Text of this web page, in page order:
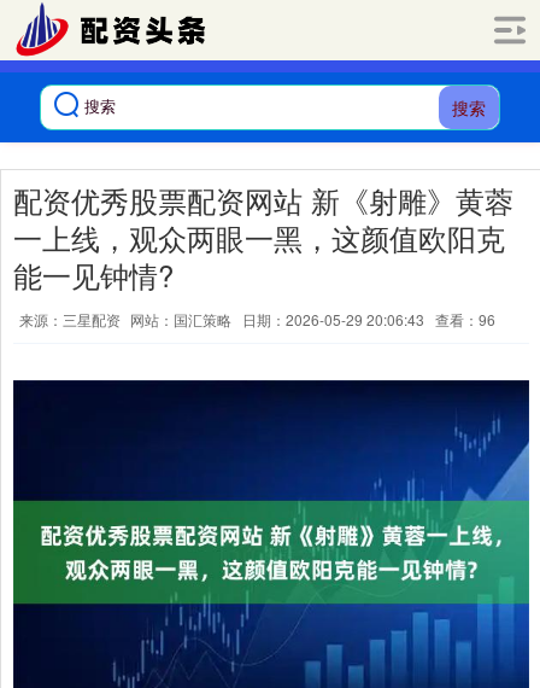
搜索
配资优秀股票配资网站 新《射雕》黄蓉
一上线，观众两眼一黑，这颜值欧阳克
能一见钟情?
来源：三星配资 网站：国汇策略 日期：2026-05-29 20:06:43 查看：96